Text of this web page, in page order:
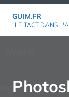
Aller
GUIM.FR
"LE TACT DANS